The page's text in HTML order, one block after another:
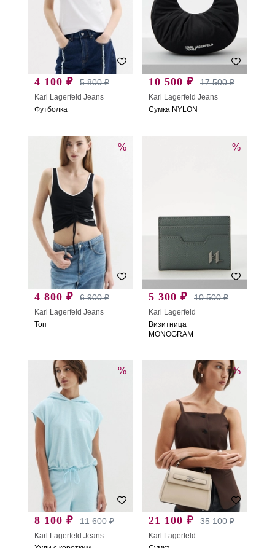
4 100 ₽ 5 800 ₽
Karl Lagerfeld Jeans
Футболка
10 500 ₽ 17 500 ₽
Karl Lagerfeld Jeans
Сумка NYLON
%
4 800 ₽ 6 900 ₽
Karl Lagerfeld Jeans
Топ
%
5 300 ₽ 10 500 ₽
Karl Lagerfeld
Визитница
MONOGRAM
%
8 100 ₽ 11 600 ₽
Karl Lagerfeld Jeans
%
21 100 ₽ 35 100 ₽
Karl Lagerfeld